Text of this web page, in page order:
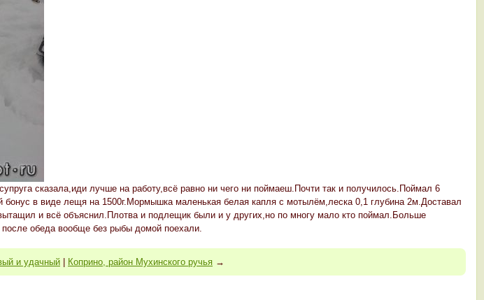
сказала,иди лучше на работу,всё равно ни чего ни поймаеш.Почти так и получилось.Поймал 6
бонус в виде лещя на 1500г.Мормышка маленькая белая капля с мотылём,леска 0,1 глубина 2м.Доставал
и всё объяснил.Плотва и подлещик были и у других,но по многу мало кто поймал.Больше
обеда вообще без рыбы домой поехали.
и удачный| Коприно, район Мухинского ручья→